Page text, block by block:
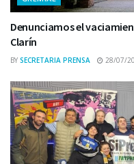
Denunciamos el
Clarín
BY SECRETARIA PRENSA 28/07/